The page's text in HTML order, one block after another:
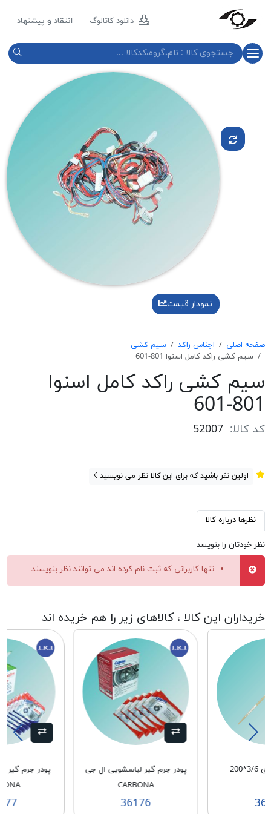
دانلود کاتالوگ انتقاد و پیشنهاد
نمودار قیمت
صفحه اصلی اجناس راکد
سیم کشی
سیم کشی راکد کامل اسنوا 801-601
سیم کشی راکد کامل اسنوا
801-601
کد کالا: 52007
اولین نفر باشید که برای این کالا نظر می نویسید
نظرها درباره کالا
نظر خودتان را بنویسد
تنها کاربرانی که ثبت نام کرده اند می توانند نظر بنویسند
خریداران این کالا ، کالاهای زیر را هم خریده اند
پودر جرم گیر لباسشویی ال جی
CARBONA
36176
پودر جرم گیر